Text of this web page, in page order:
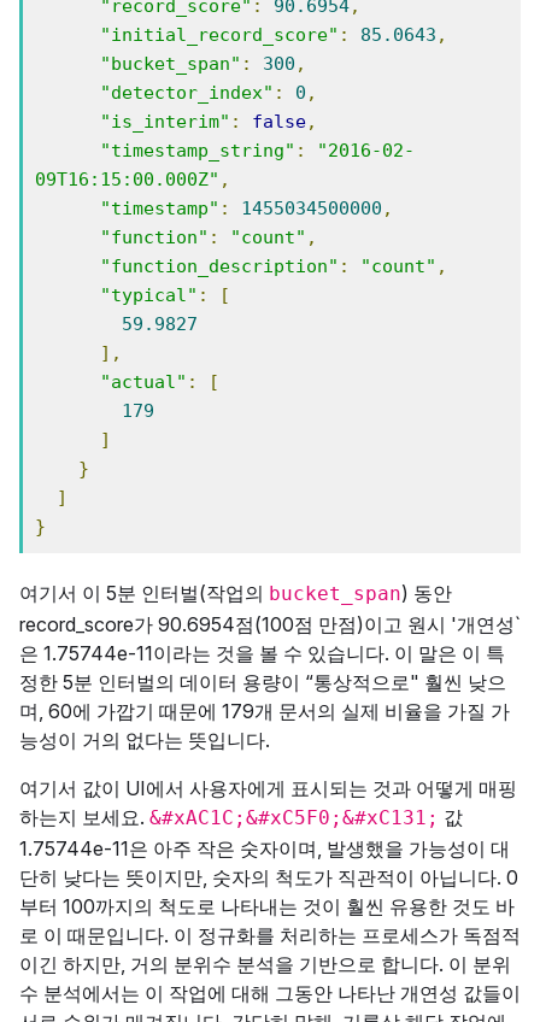
"record_score" : 90.6954,
"initial_record_score" : 85.0643 ,
"bucket_span" : 300 ,
"detector_index" : 0 ,
"is_interim" : false,
"timestamp_string" :
"2016-02-
09T16:15:00.000Z" ,
"timestamp" : 1455034500000 ,
"function" : "count" ,
"function_description" : "count" ,
"typical" :
[
59.9827
],
"actual" :
[
179
]
}
]
}
여기서 이 5분 인터벌(작업의 bucket_span) 동안
record_score가 90.6954점(100점 만점)이고 원시 '개연성`
은 1.75744e-11이라는 것을 볼 수 있습니다. 이 말은 이 특
정한 5분 인터벌의 데이터 용량이 “통상적으로" 훨씬 낮으
며, 60에 가깝기 때문에 179개 문서의 실제 비율을 가질 가
능성이 거의 없다는 뜻입니다.
여기서 값이 UI에서 사용자에게 표시되는 것과 어떻게 매핑
하는지 보세요. &#xAC1C;&#xC5F0;&#xC131; 값
1.75744e-11은 아주 작은 숫자이며, 발생했을 가능성이 대
단히 낮다는 뜻이지만, 숫자의 척도가 직관적이 아닙니다. 0
부터 100까지의 척도로 나타내는 것이 훨씬 유용한 것도 바
로 이 때문입니다. 이 정규화를 처리하는 프로세스가 독점적
이긴 하지만, 거의 분위수 분석을 기반으로 합니다. 이 분위
수 분석에서는 이 작업에 대해 그동안 나타난 개연성 값들이